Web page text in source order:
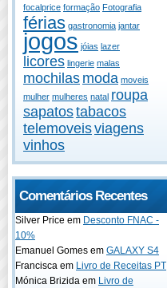
focalprice formação Fotografia
férias gastronomia jantar
jogos jóias lazer
licores lingerie malas
mochilas moda moveis
mulher mulheres natal roupa
sapatostabacos
telemoveisviagens
vinhos
Comentários Recentes
Silver Price em Desconto FNAC -
10%
Emanuel Gomes em GALAXY S4
Francisca em Livro de Receitas PT
Mónica Brizida em Livro de